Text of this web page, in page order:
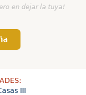
en dejar la tuya!
III